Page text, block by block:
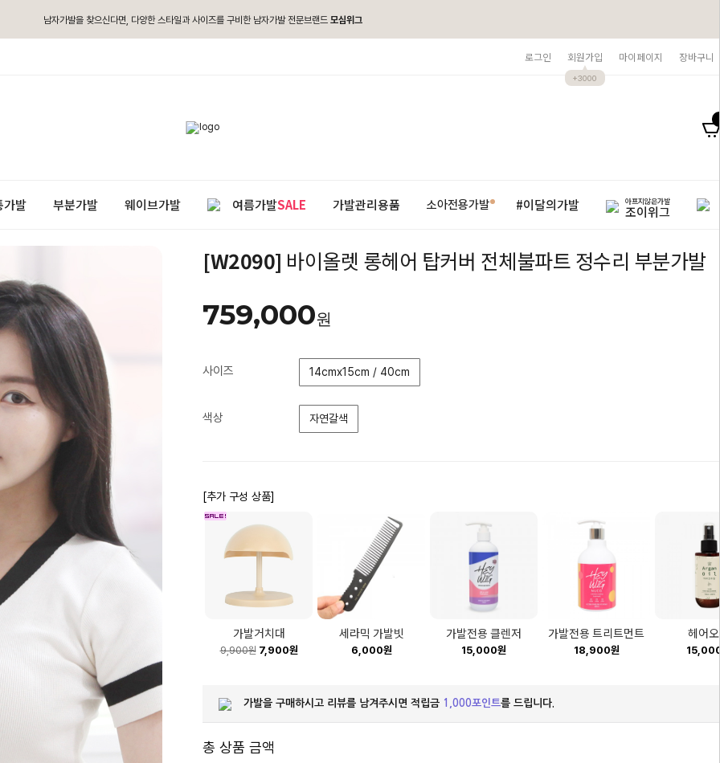
남자가발을 찾으신다면, 다양한 스타일과 사이즈를 구비한 남자가발 전문브랜드 모심위그
로그인 회원가입
+3000
마이페이지 장바구니
가발 부분가발 웨이브가발 여름가발SALE 가발관리용품 소아전용가발 #이달의가발 아프지않은가발
조이위그
[W2090] 바이올렛 롱헤어 탑커버 전체불파트 정수리 부분가발
759,000원
사이즈 14cmx15cm / 40cm
색상 자연갈색
[추가 구성 상품]
가발거치대
9,900원7,900원
세라믹 가발빗
6,000원
가발전용 클렌저
15,000원
가발전용 트리트먼트
18,900원
헤어
가발을 구매하시고 리뷰를 남겨주시면 적립금 1,000포인트를 드립니다.
총 상품 금액